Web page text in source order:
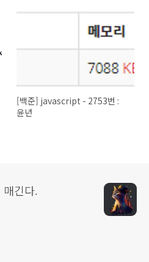
[백준] javascript - 2753번 :
윤년
긴다.